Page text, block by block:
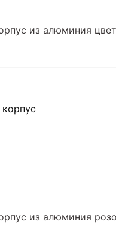
из алюминия
из алюминия